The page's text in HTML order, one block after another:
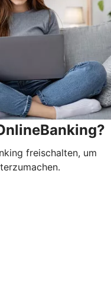
freischalten, um